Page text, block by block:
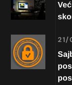
21/